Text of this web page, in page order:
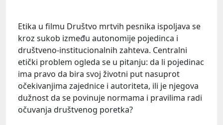
Etika u filmu Društvo mrtvih pesnika ispoljava se
kroz sukob između autonomije pojedinca i
društveno-institucionalnih zahteva. Centralni
etički problem ogleda se u pitanju: da li pojedinac
ima pravo da bira svoj životni put nasuprot
očekivanjima zajednice i autoriteta, ili je njegova
dužnost da se povinuje normama i pravilima radi
očuvanja društvenog poretka?